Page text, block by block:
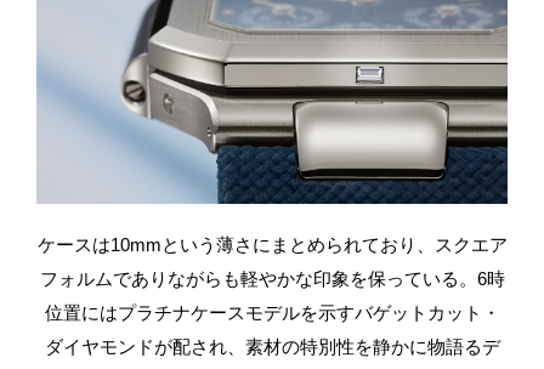
ケースは10mmという薄さにまとめられており、スクエア
フォルムでありながらも軽やかな印象を保っている。 6時
位置にはプラチナケースモデルを示すバゲットカット・
ダイヤモンドが配され、素材の特別性を静かに物語るデ